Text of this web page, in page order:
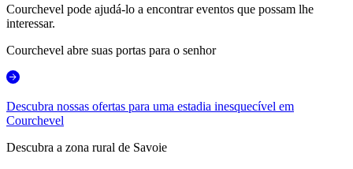
Courchevel pode ajudá-lo a encontrar eventos que possam lhe
interessar.
Courchevel abre suas portas para o senhor
Descubra nossas ofertas para uma estadia inesquecível em
Courchevel
Descubra a zona rural de Savoie